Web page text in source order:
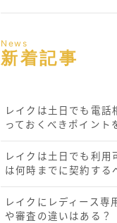
News
新着記事
レイクは土日でも電話
っておくべきポイント
レイクは土日でも利用
は何時までに契約する
レイクにレディース専
や審査の違いはある？